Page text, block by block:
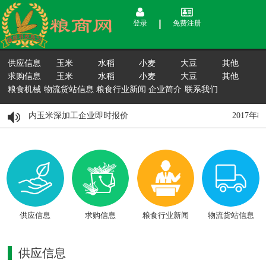
登录 免费注册
供应信息 玉米 水稻 小麦 大豆
其他
求购信息
玉米 水稻 小麦 大豆
其他
粮食机械 物流货站信息 粮食行业新闻 企业简介 联系我们
15日国内玉米深加工企业即时报价 2017年8
供应信息 求购信息 粮食行业新闻 物流货站信息
供应信息